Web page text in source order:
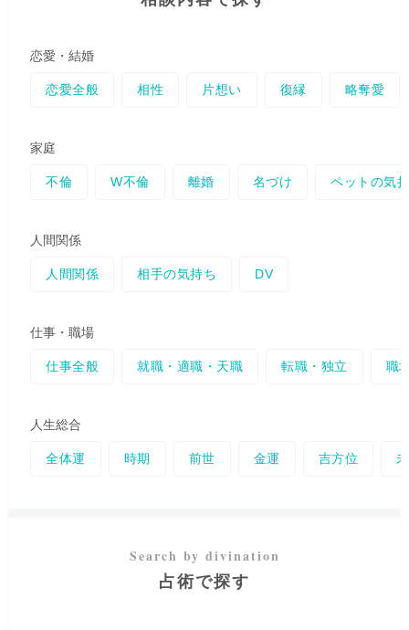
声を頼りにダイレクトに繋が
り添いながら、正しい光の導へ
ら幸いです。 多角的に判断し、
リングもさせていただいており
えない... そんなお悩みをお1人
ださいね。
と幸せを感じ、穏やかに笑顔で
恋愛・結婚
恋愛全般 相性 片想い 復縁 略奪愛
家庭
不倫 W不倫 離婚 名づけ ペットの気
人間関係
人間関係 相手の気持ち DV
仕事・職場
仕事全般 就職・適職・天職 転職・独立 職
人生総合
全体運 時期 前世 金運 吉方位
占術で探す